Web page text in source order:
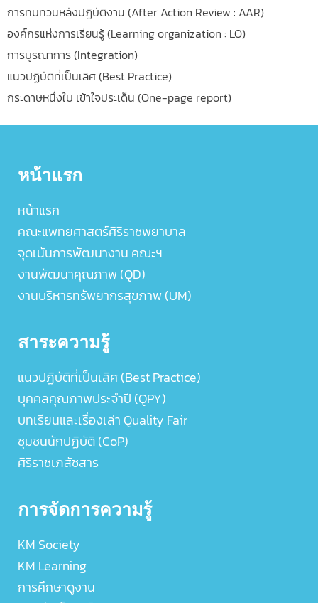
การทบทวนหลังปฎิบัติงาน (After Action Review : AAR)
องค์กรแห่งการเรียนรู้ (Learning organization : LO)
การบูรณาการ (Integration)
แนวปฏิบัติที่เป็นเลิศ (Best Practice)
กระดาษหนึ่งใบ เข้าใจประเด็น (One-page report)
หน้าแรก
หน้าแรก
คณะแพทยศาสตร์ศิริราชพยาบาล
จุดเน้นการพัฒนางาน คณะฯ
งานพัฒนาคุณภาพ (QD)
งานบริหารทรัพยากรสุขภาพ (UM)
สาระความรู้
แนวปฏิบัติที่เป็นเลิศ (Best Practice)
บุคคลคุณภาพประจำปี (QPY)
บทเรียนและเรื่องเล่า Quality Fair
ชุมชนนักปฏิบัติ (CoP)
ศิริราชเภสัชสาร
การจัดการความรู้
KM Society
KM Learning
การศึกษาดูงาน